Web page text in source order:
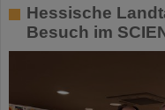
Hessische
Besuch im